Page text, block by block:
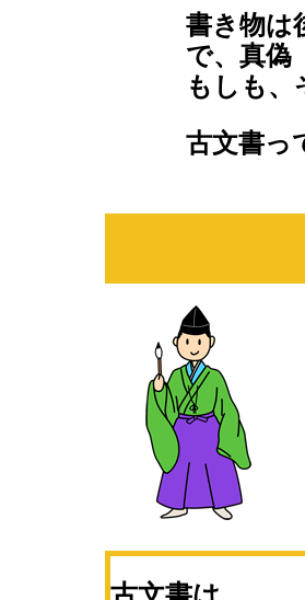
書き物は
で、真偽
もしも、
古文書っ